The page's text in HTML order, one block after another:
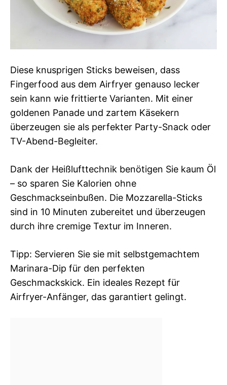
Diese knusprigen Sticks beweisen, dass
Fingerfood aus dem Airfryer genauso lecker
sein kann wie frittierte Varianten. Mit einer
goldenen Panade und zartem Käsekern
überzeugen sie als perfekter Party-Snack oder
TV-Abend-Begleiter.
Dank der Heißlufttechnik benötigen Sie kaum Öl
– so sparen Sie Kalorien ohne
Geschmackseinbußen. Die Mozzarella-Sticks
sind in 10 Minuten zubereitet und überzeugen
durch ihre cremige Textur im Inneren.
Tipp: Servieren Sie sie mit selbstgemachtem
Marinara-Dip für den perfekten
Geschmackskick. Ein ideales Rezept für
Airfryer-Anfänger, das garantiert gelingt.